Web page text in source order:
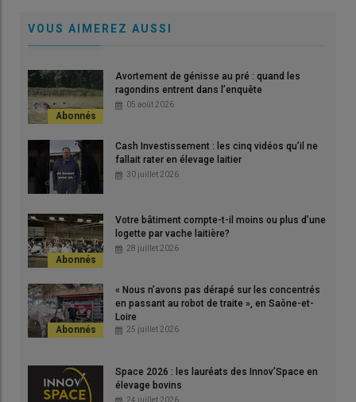
nourrices pour limiter la charge de travail liée au nombre
important de veaux.
© A. Conté
« La conduite en lots des
génisses est facilitée en vêlages
groupés »
VOUS AIMEREZ AUSSI
Avortement de génisse au pré : quand les
ragondins entrent dans l’enquête
05 août 2026
Cash Investissement : les cinq vidéos qu’il ne
fallait rater en élevage laitier
30 juillet 2026
Votre bâtiment compte-t-il moins ou plus d’une
logette par vache laitière?
28 juillet 2026
« Nous n’avons pas dérapé sur les concentrés
en passant au robot de traite », en Saône-et-
Loire
25 juillet 2026
Space 2026 : les lauréats des Innov’Space en
élevage bovins
24 juillet 2026